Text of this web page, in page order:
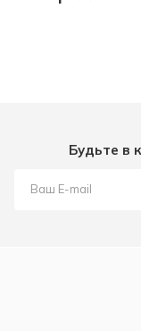
Будьте в